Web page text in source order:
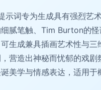
示词专为生成具有强烈艺
腻笔触、Tim Burton的
生成兼具插画艺术性与
营造出神秘而忧郁的戏
美学与情感表达，适用于